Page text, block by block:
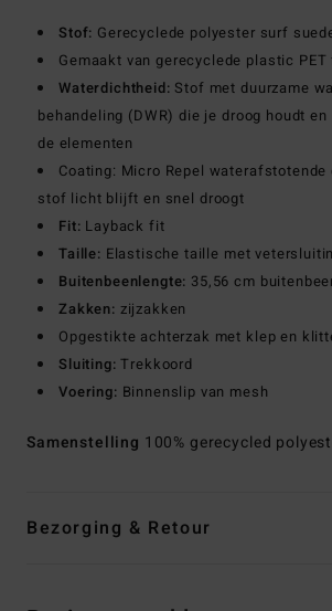
Stof: Gerecyclede polyester surf
Gemaakt van gerecyclede plastic
Waterdichtheid: Stof met duurzame
behandeling (DWR) die je droog houdt
de elementen
Coating: Micro Repel
stof licht blijft en snel droogt
Fit: Layback fit
Taille: Elastische taille met
Buitenbeenlengte: 35,56 cm
Zakken: zijzakken
Opgestikte achterzak met klep en
Sluiting: Trekkoord
Voering: Binnenslip van mesh
Samenstelling 100% gerecycled
Bezorging & Retour